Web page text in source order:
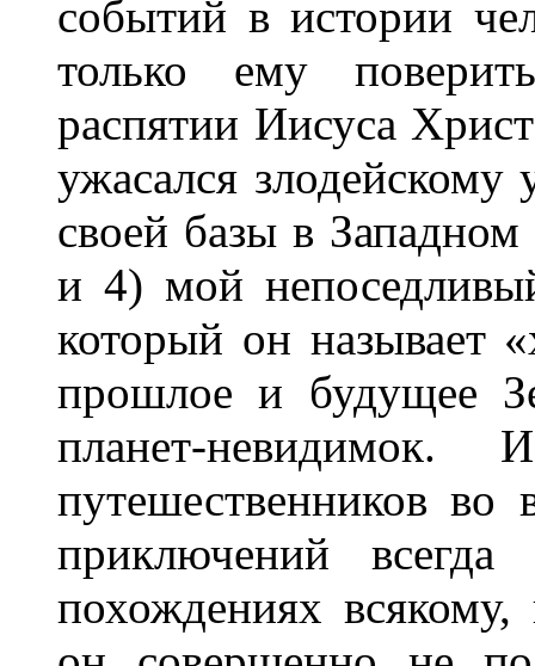
событий в истории
только ему
распятии Иисуса
ужасался
своей базы в
и 4) мой
который он называет
прошлое и будущее
планет-
путешественников во
приключений всегда
похождениях